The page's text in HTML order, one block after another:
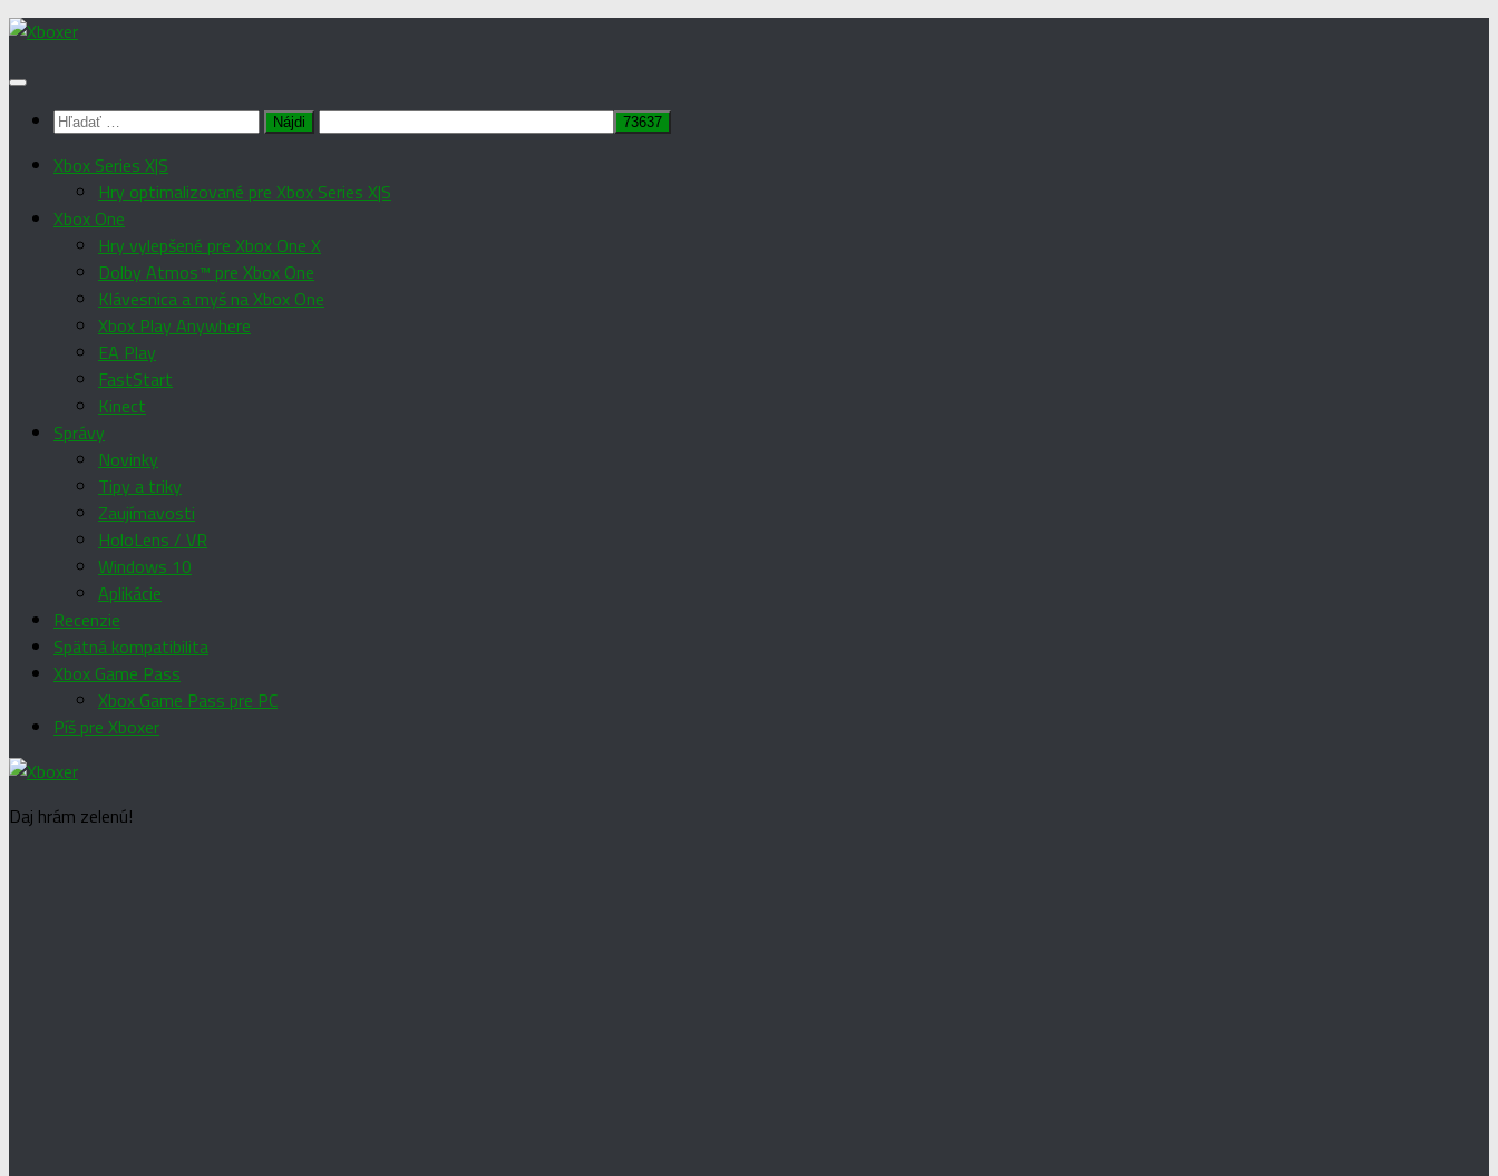
Preskočiť
obsah
Hľadať:
Xbox Series X|S
Hry optimalizované pre Xbox Series X|S
Xbox One
Hry vylepšené pre Xbox One X
Dolby Atmos™ pre Xbox One
Klávesnica a myš na Xbox One
Xbox Play Anywhere
EA Play
FastStart
Kinect
Správy
Novinky
Tipy a triky
Zaujímavosti
HoloLens / VR
Windows 10
Aplikácie
Recenzie
Spätná kompatibilita
Xbox Game Pass
Xbox Game Pass pre PC
Píš pre Xboxer
Daj hrám zelenú!